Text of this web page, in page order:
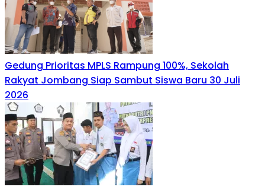
Gedung Prioritas MPLS Rampung 100%, Sekolah
Rakyat Jombang Siap Sambut Siswa Baru 30 Juli
2026